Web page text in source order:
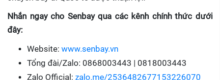
Nhắn ngay cho Senbay qua các kênh chính thức dưới
đây:
Website: www.senbay.vn
Tổng đài/Zalo: 0868003443 | 0818003443
Zalo Official: zalo.me/2536482677153226070